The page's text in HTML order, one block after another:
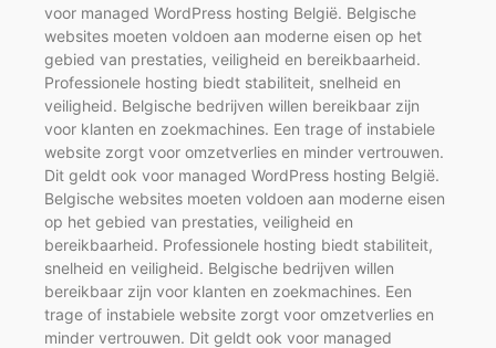
voor managed WordPress hosting België. Belgische
websites moeten voldoen aan moderne eisen op het
gebied van prestaties, veiligheid en bereikbaarheid.
Professionele hosting biedt stabiliteit, snelheid en
veiligheid. Belgische bedrijven willen bereikbaar zijn
voor klanten en zoekmachines. Een trage of instabiele
website zorgt voor omzetverlies en minder vertrouwen.
Dit geldt ook voor managed WordPress hosting België.
Belgische websites moeten voldoen aan moderne eisen
op het gebied van prestaties, veiligheid en
bereikbaarheid. Professionele hosting biedt stabiliteit,
snelheid en veiligheid. Belgische bedrijven willen
bereikbaar zijn voor klanten en zoekmachines. Een
trage of instabiele website zorgt voor omzetverlies en
minder vertrouwen. Dit geldt ook voor managed